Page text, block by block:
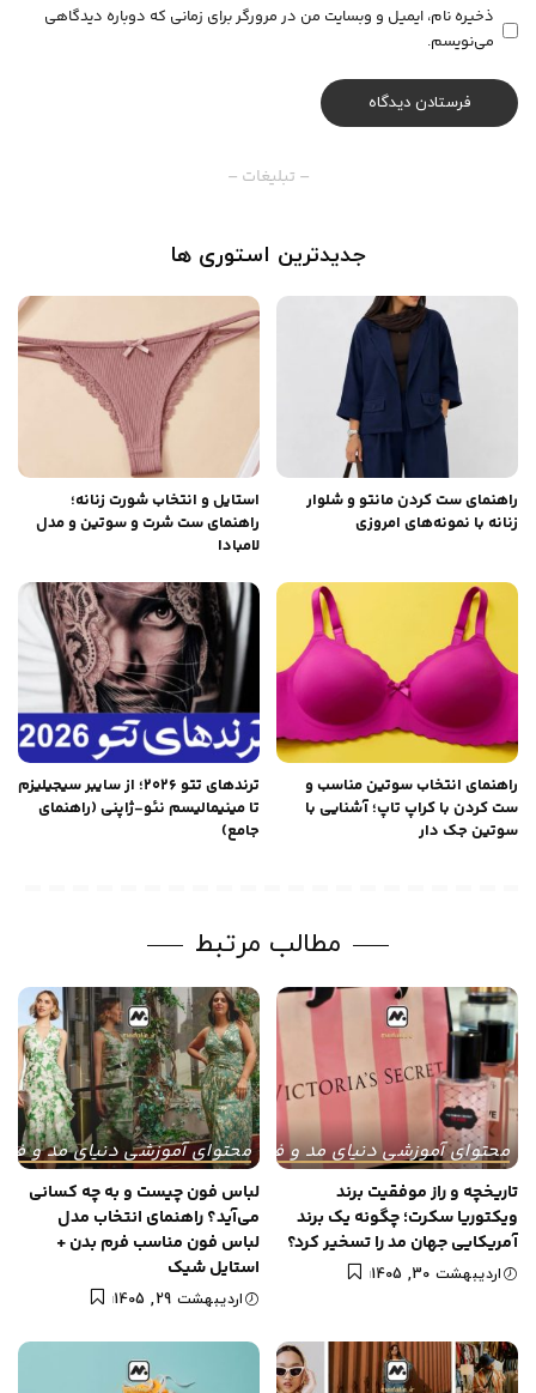
ذخیره نام، ایمیل و وبسایت من در مرورگر برای زمانی که دوباره دیدگاهی
می‌نویسم.
– تبلیغات –
جدیدترین استوری ها
راهنمای ست کردن مانتو و شلوار
زنانه با نمونه‌های امروزی
استایل و انتخاب شورت زنانه؛
راهنمای ست شرت و سوتین و مدل
لامبادا
راهنمای انتخاب سوتین مناسب و
ست کردن با کراپ تاپ؛ آشنایی با
سوتین جک دار
ترندهای تتو ۲۰۲۶؛ از سایبر سیجیلیزم
تا مینیمالیسم نئو-ژاپنی (راهنمای
جامع)
مطالب مرتبط
محتوای آموزشی دنیای مد و فشن
تاریخچه و راز موفقیت برند
ویکتوریا سکرت؛ چگونه یک برند
آمریکایی جهان مد را تسخیر کرد؟
اردیبهشت 30, 1405
محتوای آموزشی دنیای مد و
لباس فون چیست و به چه کسانی
می‌آید؟ راهنمای انتخاب مدل
لباس فون مناسب فرم بدن +
استایل شیک
اردیبهشت 29, 1405